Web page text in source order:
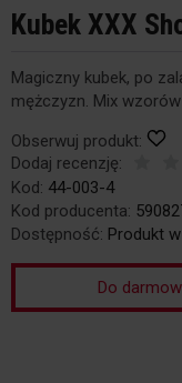
Kubek XXX
Magiczny kubek, po
mężczyzn. Mix
Obserwuj produkt:
Dodaj recenzję:
Kod: 44-003-4
Kod producenta:
Dostępność: Produkt
Do